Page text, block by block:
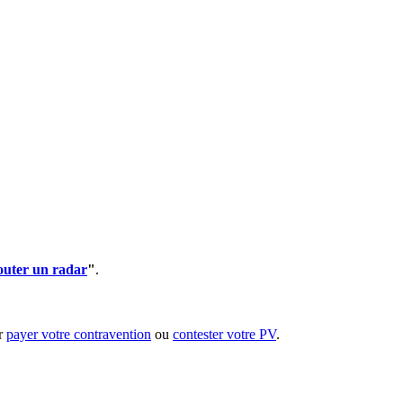
un radar".
payer votre contravention ou contester votre PV.